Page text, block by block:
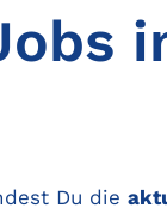
Du die